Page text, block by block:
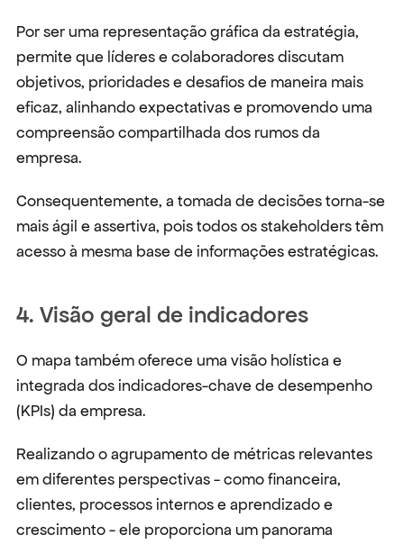
Por ser uma representação gráfica da estratégia,
permite que líderes e colaboradores discutam
objetivos, prioridades e desafios de maneira mais
eficaz, alinhando expectativas e promovendo uma
compreensão compartilhada dos rumos da
empresa.
Consequentemente, a tomada de decisões torna-se
mais ágil e assertiva, pois todos os stakeholders têm
acesso à mesma base de informações estratégicas.
4. Visão geral de indicadores
O mapa também oferece uma visão holística e
integrada dos indicadores-chave de desempenho
(KPIs) da empresa.
Realizando o agrupamento de métricas relevantes
em diferentes perspectivas - como financeira,
clientes, processos internos e aprendizado e
crescimento - ele proporciona um panorama